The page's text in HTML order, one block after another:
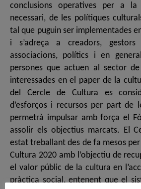
conclusions operatives per a
necessari, de les polítiques
tal que puguin ser implementades
i s’adreça a creadors, gestors
associacions, polítics i en
persones que actuen al sector
interessades en el paper de la
del Cercle de Cultura es
d’esforços i recursos per part de
permetrà impulsar amb força el
assolir els objectius marcats. El
estat treballant des de fa mesos
Cultura 2020 amb l’objectiu de
el valor públic de la cultura en
pràctica social, entenent que el